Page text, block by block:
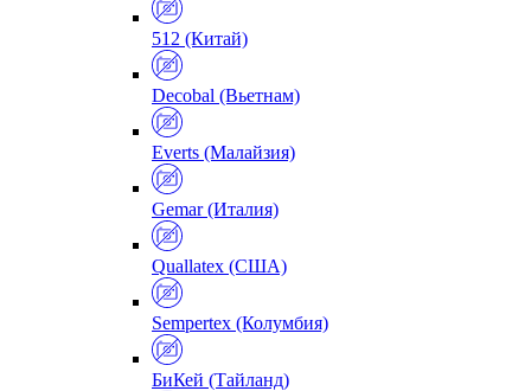
512 (Китай)
Decobal (Вьетнам)
Everts (Малайзия)
Gemar (Италия)
Quallatex (США)
Sempertex (Колумбия)
БиКей (Тайланд)